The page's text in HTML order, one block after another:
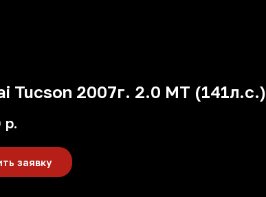
Tucson 2007г. 2.0 МT (141л.с.)
р.
заявку